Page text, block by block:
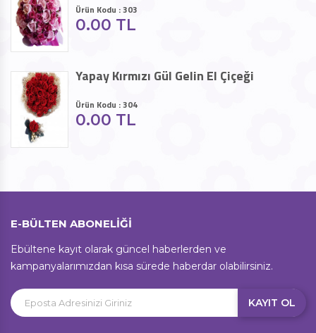
Ürün Kodu : 303
0.00 TL
Yapay Kırmızı Gül Gelin El Çiçeği
Ürün Kodu : 304
0.00 TL
E-BÜLTEN ABONELİĞİ
Ebültene kayıt olarak güncel haberlerden ve
kampanyalarımızdan kısa sürede haberdar olabilirsiniz.
KAYIT OL